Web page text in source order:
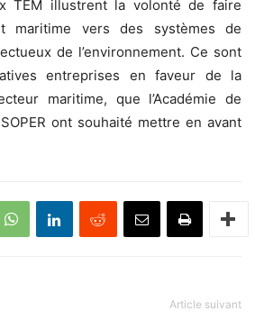
TEM illustrent la volonté de faire
maritime vers des systèmes de
de l’environnement. Ce sont
entreprises en faveur de la
maritime, que l’Académie de
ont souhaité mettre en avant
Article suivant